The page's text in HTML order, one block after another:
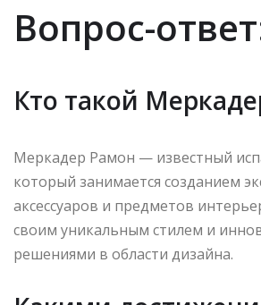
Вопрос-
Кто такой
Меркадер Рамон — известный
который занимается созданием
аксессуаров и предметов
своим уникальным стилем и
решениями в области дизайна.